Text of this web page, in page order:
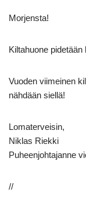
Morjensta!
Kiltahuone
Vuoden viimeinen
nähdään siellä!
Lomaterveisin,
Niklas Riekki
Puheenjohtajanne
//